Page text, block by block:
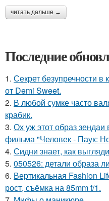
читать дальше →
Последние
1. Секрет безупречности
от Demi Sweet.
2. В любой сумке часто
крабик.
3. Ох уж этот образ
фильма "Человек - Паук:
4. Сидни знает, как
5. 050526: детали образа
6. Вертикальная Fashion
рост, съёмка на 85mm f/1.